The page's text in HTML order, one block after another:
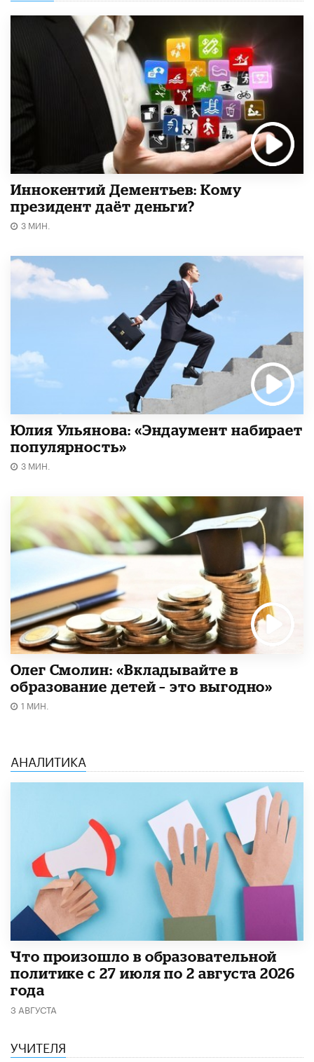
Иннокентий Дементьев: Кому
президент даёт деньги?
3 МИН.
Юлия Ульянова: «Эндаумент набирает
популярность»
3 МИН.
Олег Смолин: «Вкладывайте в
образование детей – это выгодно»
1 МИН.
АНАЛИТИКА
​Что произошло в образовательной
политике с 27 июля по 2 августа 2026
года
3 АВГУСТА
УЧИТЕЛЯ